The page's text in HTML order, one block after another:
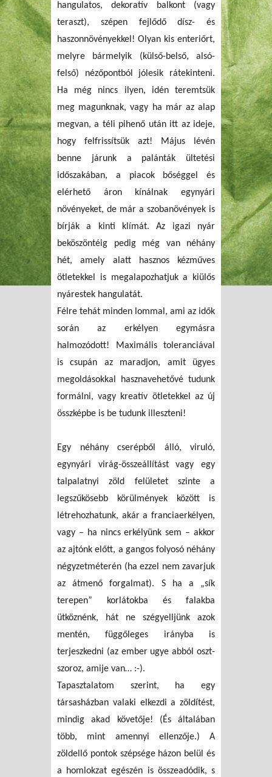
hangulatos, dekoratív balkont (vagy
teraszt), szépen fejlődő dísz- és
haszonnövényekkel! Olyan kis enteriőrt,
melyre bármelyik (külső-belső, alsó-
felső) nézőpontból jólesik rátekinteni.
Ha még nincs ilyen, idén teremtsük
meg magunknak, vagy ha már az alap
megvan, a téli pihenő után itt az ideje,
hogy felfrissítsük azt! Május lévén
benne járunk a palánták ültetési
időszakában, a piacok bőséggel és
elérhető áron kínálnak egynyári
növényeket, de már a szobanövények is
bírják a kinti klímát. Az igazi nyár
beköszöntéig pedig még van néhány
hét, amely alatt hasznos kézműves
ötletekkel is megalapozhatjuk a kiülős
nyárestek hangulatát.
Félre tehát minden lommal, ami az idők
során az erkélyen egymásra
halmozódott! Maximális toleranciával
is csupán az maradjon, amit ügyes
megoldásokkal hasznavehetővé tudunk
formálni, vagy kreatív ötletekkel az új
összképbe is be tudunk illeszteni!
Egy néhány cserépből álló, viruló,
egynyári virág-összeállítást vagy egy
talpalatnyi zöld felületet szinte a
legszűkösebb körülmények között is
létrehozhatunk, akár a franciaerkélyen,
vagy – ha nincs erkélyünk sem – akkor
az ajtónk előtt, a gangos folyosó néhány
négyzetméterén (ha ezzel nem zavarjuk
az átmenő forgalmat). S ha a „sík
terepen” korlátokba és falakba
ütköznénk, hát ne szégyelljünk azok
mentén, függőleges irányba is
terjeszkedni (az ember ugye abból oszt-
szoroz, amije van… :-).
Tapasztalatom szerint, ha egy
társasházban valaki elkezdi a zöldítést,
mindig akad követője! (És általában
több, mint amennyi ellenzője.) A
zöldellő pontok szépsége házon belül és
a homlokzat egészén is összeadódik, s